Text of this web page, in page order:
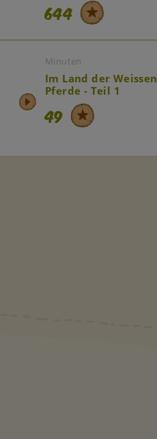
644
Minuten
Im Land der Weissen
Pferde - Teil 1
49